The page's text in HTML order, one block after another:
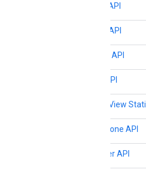
Pollen API
Roads API
Routes API
Solar API
Street View
Time Zone API
Weather API